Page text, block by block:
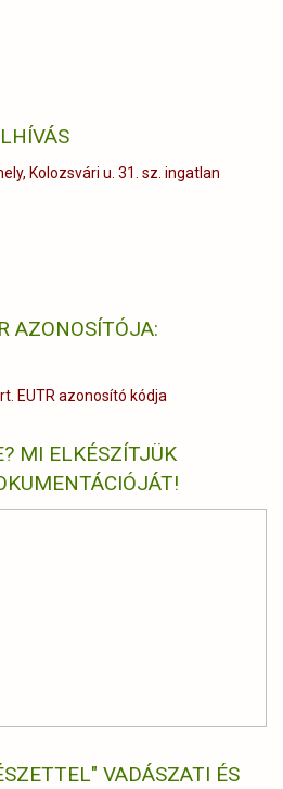
Kolozsvári u. 31. sz. ingatlan
AZONOSÍTÓJA:
MI ELKÉSZÍTJÜK
VADÁSZATI ÉS